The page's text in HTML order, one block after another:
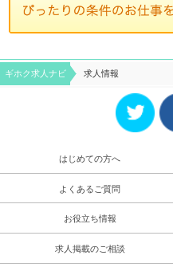
ギホク求⼈ナビ 求人情報
はじめての方へ
よくあるご質問
お役立ち情報
求人掲載のご相談